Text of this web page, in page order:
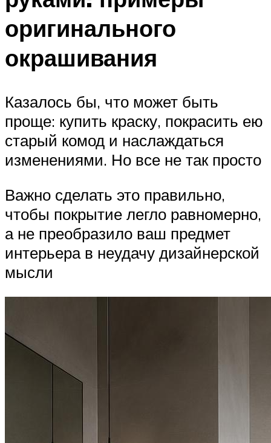
оригинального
окрашивания
Казалось бы, что может быть
проще: купить краску, покрасить ею
старый комод и наслаждаться
изменениями. Но все не так просто
Важно сделать это правильно,
чтобы покрытие легло равномерно,
а не преобразило ваш предмет
интерьера в неудачу дизайнерской
мысли